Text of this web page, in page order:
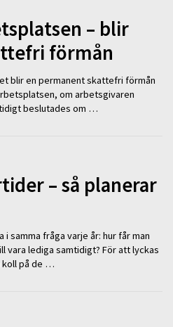
– blir
förmån
blir en permanent skattefri förmån
om arbetsgivaren
beslutades om …
– så planerar
samma fråga varje år: hur får man
vara lediga samtidigt? För att lyckas
koll på de …